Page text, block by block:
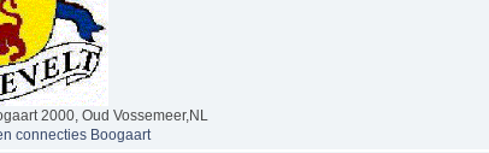
2000, Oud Vossemeer,NL
connecties Boogaart